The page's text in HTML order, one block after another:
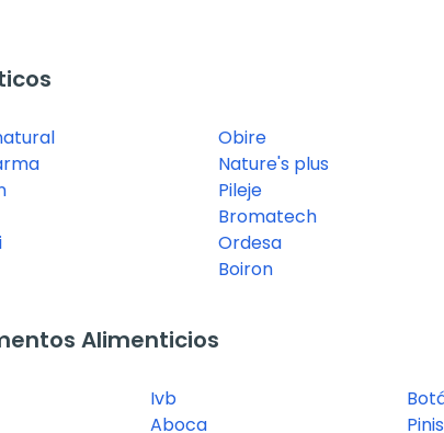
Obire
Nature's plus
Pileje
Bromatech
Ordesa
Boiron
Alimenticios
Ivb
Aboca